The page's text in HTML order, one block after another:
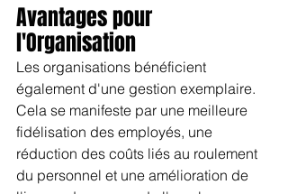
Avantages pour
l'Organisation
Les organisations bénéficient
également d'une gestion exemplaire.
Cela se manifeste par une meilleure
fidélisation des employés, une
réduction des coûts liés au roulement
du personnel et une amélioration de